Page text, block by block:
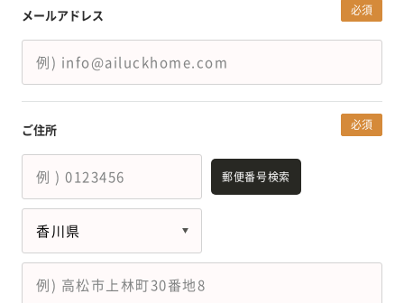
メールアドレス 必須
ご住所 必須
郵便番号検索